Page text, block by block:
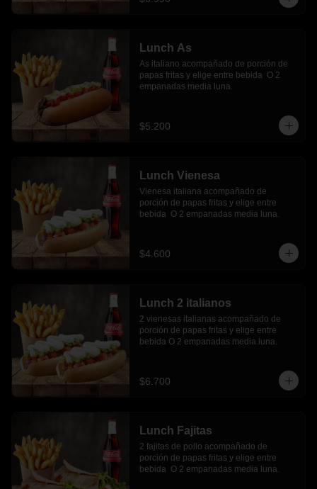
Lunch As
As italiano acompañado de porción de
papas fritas y elige entre bebida  O 2
empanadas media luna.
$5.200
Lunch Vienesa
Vienesa italiana acompañado de
porción de papas fritas y elige entre
bebida  O 2 empanadas media luna.
$4.600
Lunch 2 italianos
2 vienesas italianas acompañado de
porción de papas fritas y elige entre
bebida O 2 empanadas media luna.
$6.700
Lunch Fajitas
2 fajitas de pollo acompañado de
porción de papas fritas y elige entre
bebida  O 2 empanadas media luna.